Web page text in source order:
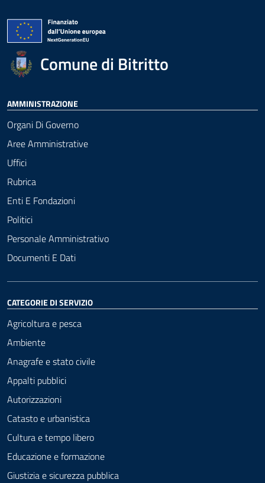
Comune di Bitritto
AMMINISTRAZIONE
Organi Di Governo
Aree Amministrative
Uffici
Rubrica
Enti E Fondazioni
Politici
Personale Amministrativo
Documenti E Dati
CATEGORIE DI SERVIZIO
Agricoltura e pesca
Ambiente
Anagrafe e stato civile
Appalti pubblici
Autorizzazioni
Catasto e urbanistica
Cultura e tempo libero
Educazione e formazione
Giustizia e sicurezza pubblica